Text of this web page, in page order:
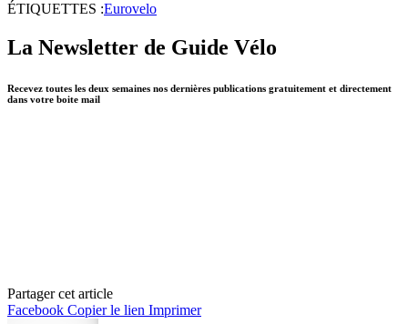
ÉTIQUETTES :Eurovelo
La Newsletter de Guide Vélo
Recevez toutes les deux semaines nos dernières publications gratuitement et directement
dans votre boite mail
Partager cet article
Facebook Copier le lien Imprimer